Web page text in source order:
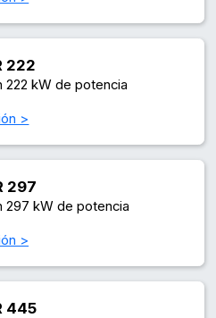
222
222 kW de potencia
>
297
297 kW de potencia
>
445